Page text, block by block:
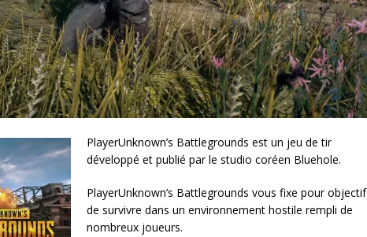
PlayerUnknown’s Battlegrounds est un jeu de tir
développé et publié par le studio coréen Bluehole.
PlayerUnknown’s Battlegrounds vous fixe pour objectif
de survivre dans un environnement hostile rempli de
nombreux joueurs.